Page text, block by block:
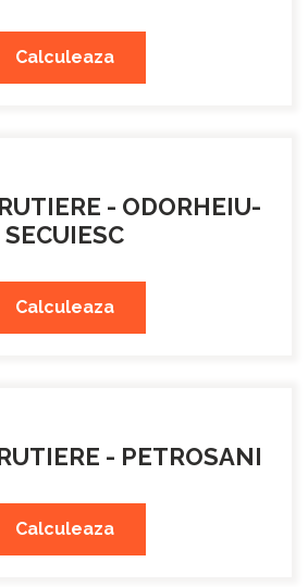
Calculeaza
- ODORHEIU-
SECUIESC
Calculeaza
- PETROSANI
Calculeaza